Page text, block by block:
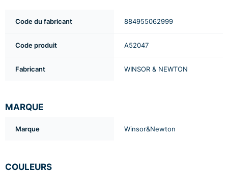
Code du fabricant 884955062999
Code produit A52047
Fabricant WINSOR & NEWTON
MARQUE
Marque Winsor&Newton
COULEURS